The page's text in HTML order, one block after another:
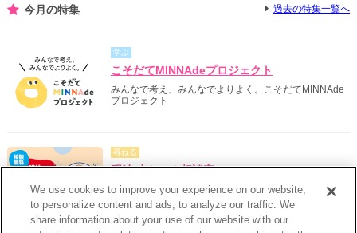
今月の特集 過去の特集一覧へ
学ぶ
こそだてMINNAdeプロジェクト
みんなで考え、みんなでよりよく。こそだてMINNAde
プロジェクト
尋ねる
明治 赤ちゃん相談室
会話から始まる安心を。栄養士が直接相談を受けてくれ
る電話相談
We use cookies to improve your experience on our website,
to personalize content and ads, to analyze our traffic. We
share information about your use of our website with our